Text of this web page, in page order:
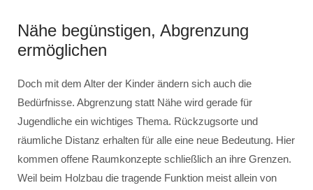
Nähe begünstigen, Abgrenzung
ermöglichen
Doch mit dem Alter der Kinder ändern sich auch die
Bedürfnisse. Abgrenzung statt Nähe wird gerade für
Jugendliche ein wichtiges Thema. Rückzugsorte und
räumliche Distanz erhalten für alle eine neue Bedeutung. Hier
kommen offene Raumkonzepte schließlich an ihre Grenzen.
Weil beim Holzbau die tragende Funktion meist allein von